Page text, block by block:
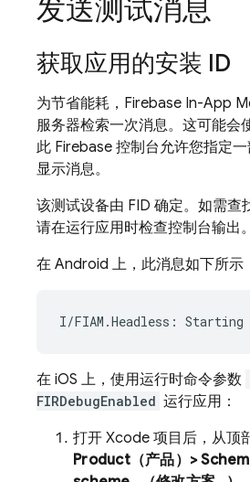
发送测试消息
获取应用的安装 ID
为节省能耗，Firebase In-App
服务器检索一次消息。这可能会
此 Firebase 控制台允许您指定
显示消息。
该测试设备由 FID 确定。如需查
请在运行应用时检查控制台输出。
在 Android 上，此消息如下所示
在 iOS 上，使用运行时命令参数
FIRDebugEnabled 运行应用：
打开 Xcode 项目后，从顶
Product（产品）>